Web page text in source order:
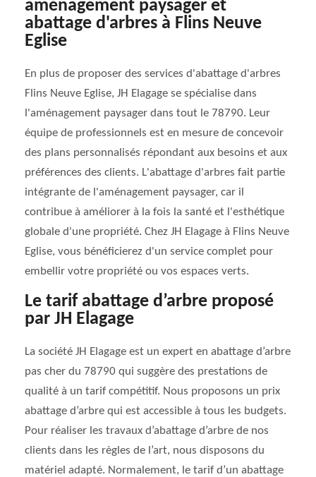
aménagement paysager et
abattage d'arbres à Flins Neuve
Eglise
En plus de proposer des services d'abattage d'arbres
Flins Neuve Eglise, JH Elagage se spécialise dans
l'aménagement paysager dans tout le 78790. Leur
équipe de professionnels est en mesure de concevoir
des plans personnalisés répondant aux besoins et aux
préférences des clients. L'abattage d'arbres fait partie
intégrante de l'aménagement paysager, car il
contribue à améliorer à la fois la santé et l'esthétique
globale d'une propriété. Chez JH Elagage à Flins Neuve
Eglise, vous bénéficierez d'un service complet pour
embellir votre propriété ou vos espaces verts.
Le tarif abattage d’arbre proposé
par JH Elagage
La société JH Elagage est un expert en abattage d’arbre
pas cher du 78790 qui suggère des prestations de
qualité à un tarif compétitif. Nous proposons un prix
abattage d’arbre qui est accessible à tous les budgets.
Pour réaliser les travaux d’abattage d’arbre de nos
clients dans les règles de l’art, nous disposons du
matériel adapté. Normalement, le tarif d’un abattage